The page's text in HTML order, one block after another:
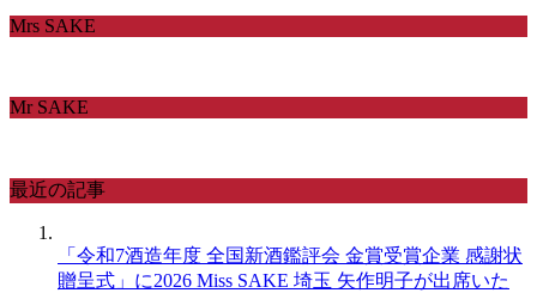
Mrs SAKE
Mr SAKE
最近の記事
「令和7酒造年度 全国新酒鑑評会 金賞受賞企業 感謝状
贈呈式」に2026 Miss SAKE 埼玉 矢作明子が出席いた